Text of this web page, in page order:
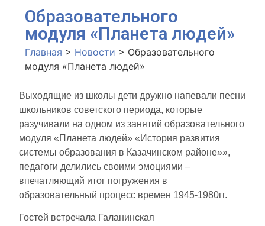
Образовательного
модуля «Планета людей»
Главная > Новости > Образовательного
модуля «Планета людей»
Выходящие из школы дети дружно напевали песни
школьников советского периода, которые
разучивали на одном из занятий образовательного
модуля «Планета людей» «История развития
системы образования в Казачинском районе»»,
педагоги делились своими эмоциями –
впечатляющий итог погружения в
образовательный процесс времен 1945-1980гг.
Гостей встречала Галанинская